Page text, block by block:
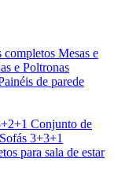
completos Mesas e
e Poltronas
de parede
Conjunto de
3+3+1
para sala de estar